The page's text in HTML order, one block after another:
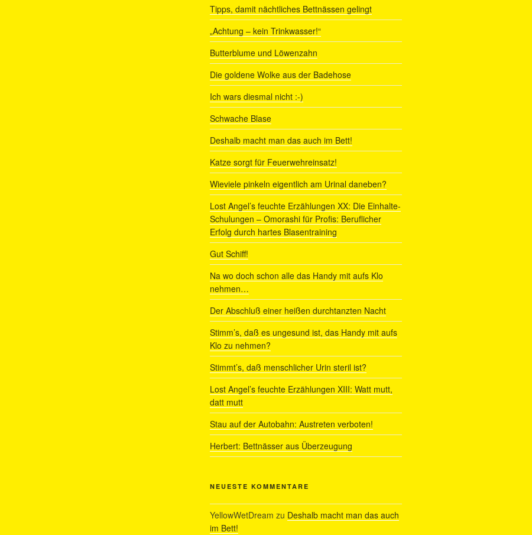
Tipps, damit nächtliches Bettnässen gelingt
„Achtung – kein Trinkwasser!“
Butterblume und Löwenzahn
Die goldene Wolke aus der Badehose
Ich wars diesmal nicht :-)
Schwache Blase
Deshalb macht man das auch im Bett!
Katze sorgt für Feuerwehreinsatz!
Wieviele pinkeln eigentlich am Urinal daneben?
Lost Angel’s feuchte Erzählungen XX: Die Einhalte-
Schulungen – Omorashi für Profis: Beruflicher
Erfolg durch hartes Blasentraining
Gut Schiff!
Na wo doch schon alle das Handy mit aufs Klo
nehmen…
Der Abschluß einer heißen durchtanzten Nacht
Stimm’s, daß es ungesund ist, das Handy mit aufs
Klo zu nehmen?
Stimmt’s, daß menschlicher Urin steril ist?
Lost Angel’s feuchte Erzählungen XIII: Watt mutt,
datt mutt
Stau auf der Autobahn: Austreten verboten!
Herbert: Bettnässer aus Überzeugung
NEUESTE KOMMENTARE
YellowWetDream zu Deshalb macht man das auch
im Bett!